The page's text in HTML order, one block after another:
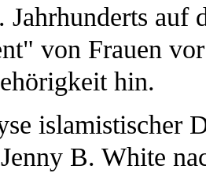
Jahrhunderts auf
von Frauen
hin.
islamistischer
B. White